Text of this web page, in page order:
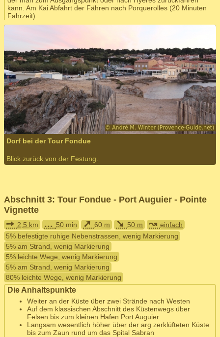
kann. Am Kai Abfahrt der Fähren nach Porquerolles (20 Minuten
Fahrzeit).
Dorf bei der Tour Fondue
Blick zurück von der Festung.
Abschnitt 3: Tour Fondue - Port Auguier - Pointe
Vignette
➙2,5 km ...50 min ➚60 m ➘50 m ↝einfach
5% befestigte ruhige Nebenstrassen, wenig Markierung
5% am Strand, wenig Markierung
5% leichte Wege, wenig Markierung
5% am Strand, wenig Markierung
80% leichte Wege, wenig Markierung
Die Anhaltspunkte
Weiter an der Küste über zwei Strände nach Westen
Auf dem klassischen Abschnitt des Küstenwegs über
Felsen bis zum kleinen Hafen Port Auguier
Langsam wesentlich höher über der arg zerklüfteten Küste
bis zum Zaun rund um das Spital Sabran